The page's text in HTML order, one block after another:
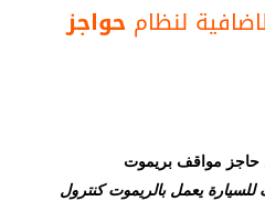
لنظام حواجز
حاجز مواقف بريموت
يعمل بالريموت كنترول